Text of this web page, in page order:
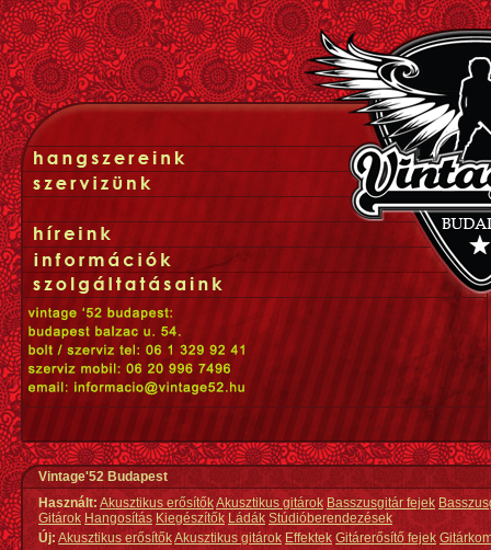
Vintage'52 Budapest
Használt: Akusztikus erősítőkAkusztikus gitárok Basszusgitár fejek
Gitárok Hangosítás Kiegészítők Ládák Stúdióberendezések
Új:Akusztikus erősítőkAkusztikus gitárok Effektek Gitárerősítő fejek